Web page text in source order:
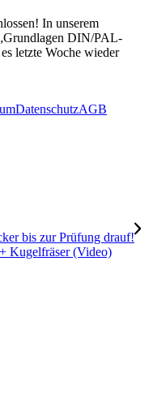
In unserem
DIN/PAL-
letzte Woche wieder
DatenschutzAGB
bis zur Prüfung drauf!
Kugelfräser (Video)